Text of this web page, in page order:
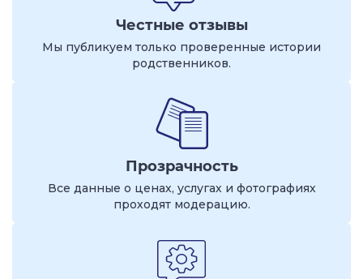
Честные отзывы
Мы публикуем только проверенные истории
родственников.
Прозрачность
Все данные о ценах, услугах и фотографиях
проходят модерацию.